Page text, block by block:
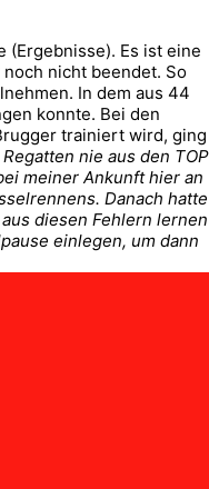
(Ergebnisse). Es ist eine
nicht beendet. So
In dem aus 44
konnte. Bei den
trainiert wird, ging
nie aus den TOP
meiner Ankunft hier an
Danach hatte
diesen Fehlern lernen
einlegen, um dann